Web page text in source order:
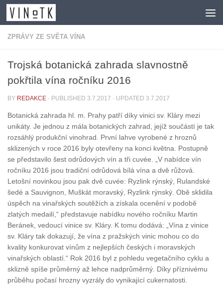
Skip to content
ZPRÁVY ZE SVĚTA VÍNA
Trojská botanická zahrada slavnostně
pokřtila vína ročníku 2016
BY REDAKCE · PUBLISHED 3.7.2017 · UPDATED 3.7.2017
Botanická zahrada hl. m. Prahy patří díky vinici sv. Kláry mezi
unikáty. Je jednou z mála botanických zahrad, jejíž součástí je tak
rozsáhlý produkční vinohrad. První lahve vyrobené z hroznů
sklizených v roce 2016 byly otevřeny na konci května. Postupně
se představilo šest odrůdových vín a tři cuvée. „V nabídce vín
ročníku 2016 jsou tradiční odrůdová bílá vína a dvě růžová.
Letošní novinkou jsou pak dvě cuvée: Ryzlink rýnský, Rulandské
šedé a Sauvignon, Muškát moravský, Ryzlink rýnský. Obě sklidila
úspěch na vinařských soutěžích a získala ocenění v podobě
zlatých medailí,“ představuje nabídku nového ročníku Martin
Beránek, vedoucí vinice sv. Kláry. K tomu dodává: „Vína z vinice
sv. Kláry tak dokazují, že vína z pražských vinic mohou co do
kvality konkurovat vínům z nejlepších českých i moravských
vinařských oblastí.“ Rok 2016 byl z pohledu vegetačního cyklu a
sklizně spíše průměrný až lehce nadprůměrný. Díky příznivému
průběhu počasí hrozny vyzrály do vynikající cukernatosti.